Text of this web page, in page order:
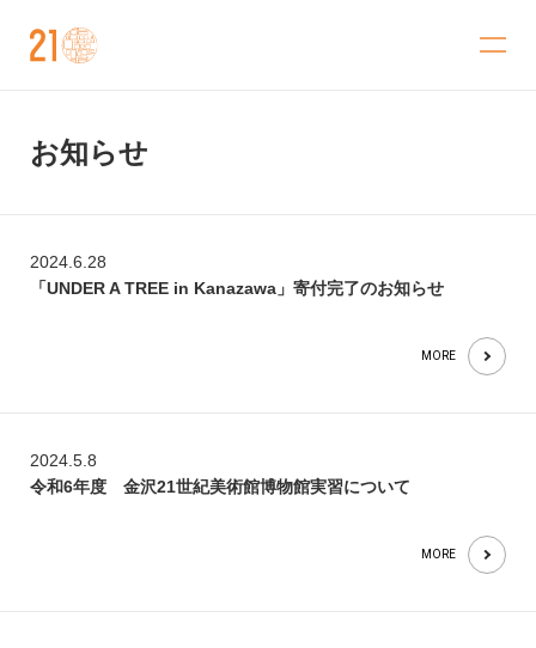
お知らせ
2024.6.28
「UNDER A TREE in Kanazawa」寄付完了のお知らせ
MORE
2024.5.8
令和6年度 金沢21世紀美術館博物館実習について
MORE